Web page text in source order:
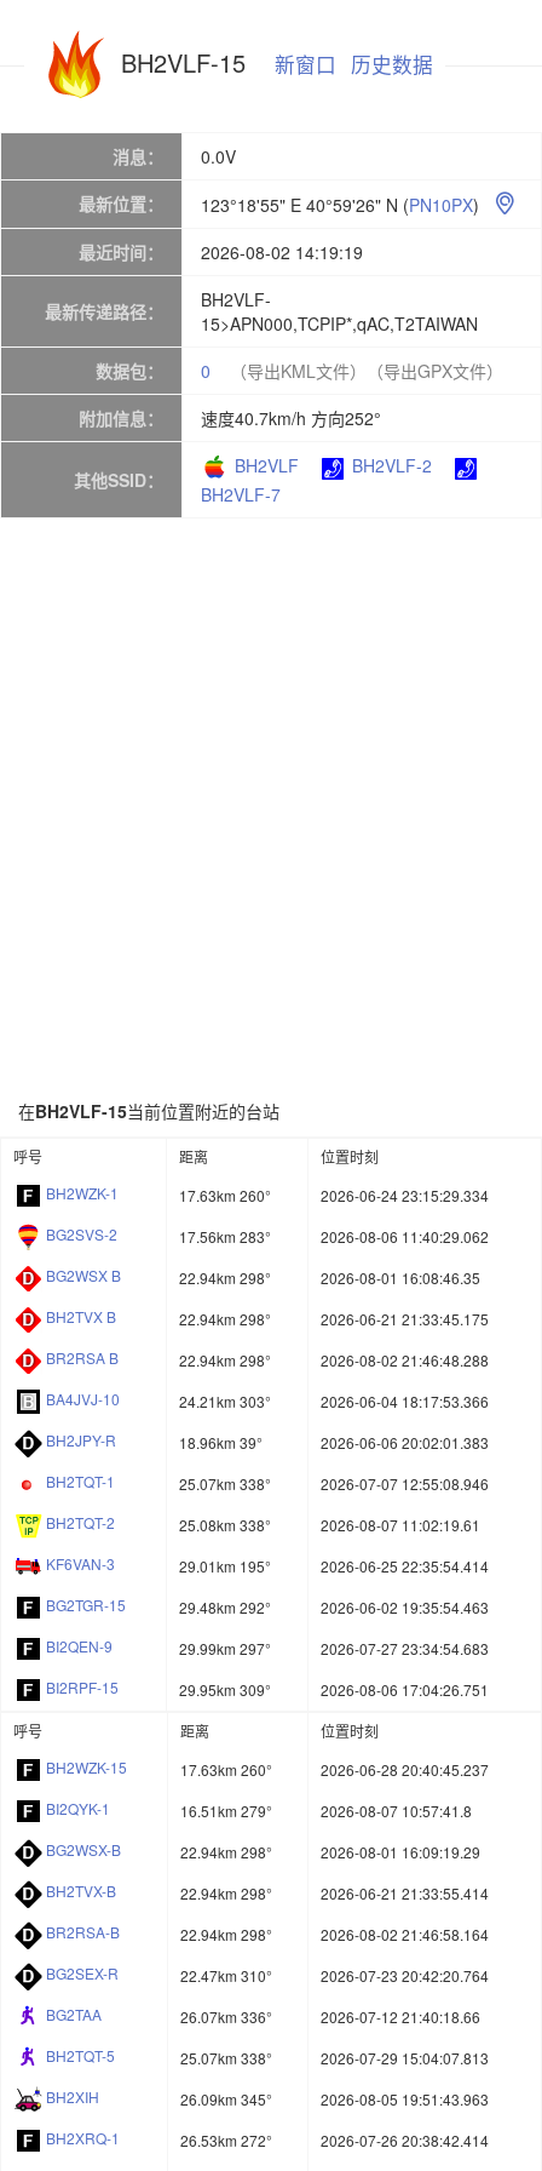
BH2VLF-15 新窗口 历史数据
消息：
0.0V
最新位置：
123°18'55" E 40°59'26" N (PN10PX) 
最近时间： 2026-08-02 14:19:19
最新传递路径：
BH2VLF-
15>APN000,TCPIP*,qAC,T2TAIWAN
数据包：
0 （导出KML文件）
（导出GPX文件）
附加信息：
速度40.7km/h 方向252°
其他SSID：
BH2VLF
BH2VLF-2
BH2VLF-7
在BH2VLF-15当前位置附近的台站
呼号 距离
位置时刻
BH2WZK-1
17.63km 260°
2026-06-24 23:15:29.334
BG2SVS-2
17.56km 283°
2026-08-06 11:40:29.062
BG2WSX B
22.94km 298°
2026-08-01 16:08:46.35
BH2TVX B
22.94km 298°
2026-06-21 21:33:45.175
BR2RSA B
22.94km 298°
2026-08-02 21:46:48.288
BA4JVJ-10
24.21km 303°
2026-06-04 18:17:53.366
BH2JPY-R
18.96km 39°
2026-06-06 20:02:01.383
BH2TQT-1
25.07km 338°
2026-07-07 12:55:08.946
BH2TQT-2
25.08km 338°
2026-08-07 11:02:19.61
KF6VAN-3
29.01km 195°
2026-06-25 22:35:54.414
BG2TGR-15
29.48km 292°
2026-06-02 19:35:54.463
BI2QEN-9
29.99km 297°
2026-07-27 23:34:54.683
BI2RPF-15
29.95km 309°
2026-08-06 17:04:26.751
呼号
距离
位置时刻
BH2WZK-15
17.63km 260°
2026-06-28 20:40:45.237
BI2QYK-1
16.51km 279°
2026-08-07 10:57:41.8
BG2WSX-B
22.94km 298°
2026-08-01 16:09:19.29
BH2TVX-B
22.94km 298°
2026-06-21 21:33:55.414
BR2RSA-B
22.94km 298°
2026-08-02 21:46:58.164
BG2SEX-R
22.47km 310°
2026-07-23 20:42:20.764
BG2TAA
26.07km 336°
2026-07-12 21:40:18.66
BH2TQT-5
25.07km 338°
2026-07-29 15:04:07.813
BH2XIH
26.09km 345°
2026-08-05 19:51:43.963
BH2XRQ-1
26.53km 272°
2026-07-26 20:38:42.414